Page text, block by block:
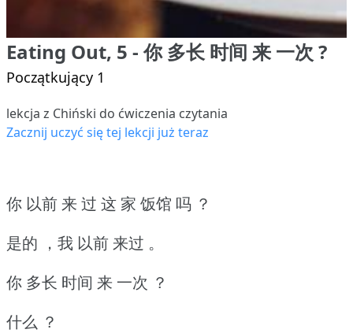
Eating Out, 5 - 你 多长 时间 来 一次 ?
Początkujący 1
lekcja z Chiński do ćwiczenia czytania
Zacznij uczyć się tej lekcji już teraz
你 以前 来 过 这 家 饭馆 吗 ？
是的 ，我 以前 来过 。
你 多长 时间 来 一次 ？
什么 ？